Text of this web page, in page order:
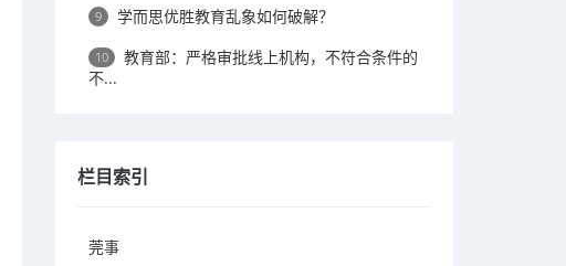
9 学而思优胜教育乱象如何破解？
10
教育部：严格审批线上机构，不符合条件的
不...
栏目索引
莞事